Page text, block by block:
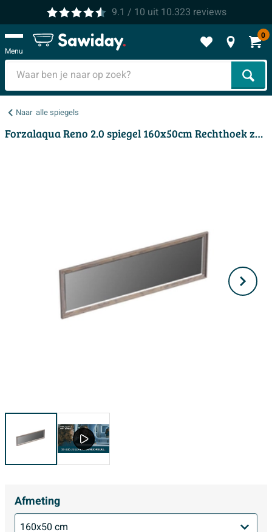
9.1 / 10 uit 10.323 reviews
Menu
0
Naar alle spiegels
Forzalaqua Reno 2.0 spiegel 160x50cm Rechthoek zonder verlichting met frame Massief Eiken Silver Grey
Afmeting